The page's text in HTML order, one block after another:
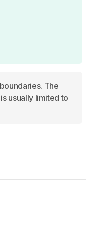
The
usually limited to